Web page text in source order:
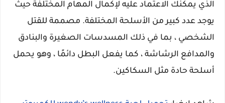
الذي يمكنك الاعتماد عليه لإكمال المهام المختلفة حيث
يوجد عدد كبير من الأسلحة المختلفة. مصممة للقتل
الشخصي ، بما في ذلك المسدسات الصغيرة والبنادق
والمدافع الرشاشة ، كما يفعل البطل دائمًا ، وهو يحمل
أسلحة حادة مثل السكاكين.